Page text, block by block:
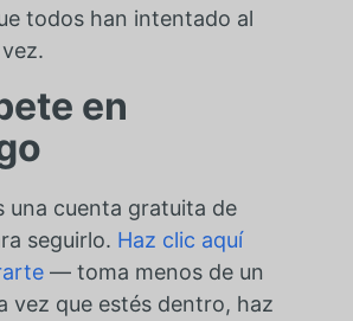
todos han intentado al
en
una cuenta gratuita de
seguirlo. Haz clic aquí
— toma menos de un
vez que estés dentro, haz